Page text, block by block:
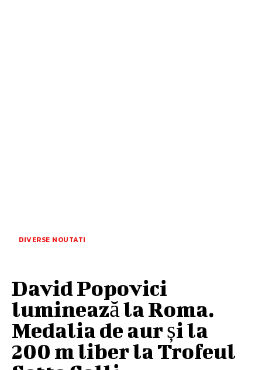
DIVERSE NOUTATI
David Popovici
luminează la Roma.
Medalia de aur și la
200 m liber la Trofeul